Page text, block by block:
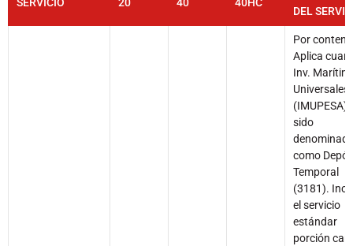
SERVICIO 20 40 40HC
DEL
Por
Aplica
Inv.
Universales
(IMUPESA)
sido
como
Temporal
(3181).
el servicio
estándar
porción